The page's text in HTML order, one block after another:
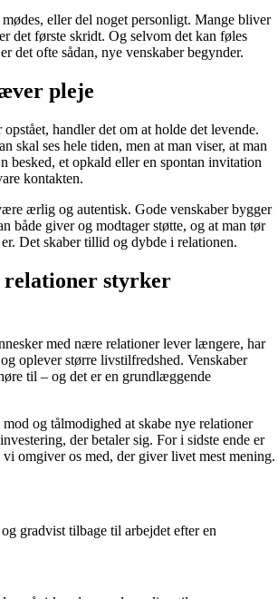
eller del noget personligt. Mange bliver
det første skridt. Og selvom det kan føles
det ofte sådan, nye venskaber begynder.
pleje
handler det om at holde det levende.
skal ses hele tiden, men at man viser, at man
besked, et opkald eller en spontan invitation
kontakten.
ærlig og autentisk. Gode venskaber bygger
både giver og modtager støtte, og at man tør
Det skaber tillid og dybde i relationen.
relationer styrker
med nære relationer lever længere, har
oplever større livstilfredshed. Venskaber
til – og det er en grundlæggende
og tålmodighed at skabe nye relationer
der betaler sig. For i sidste ende er
vi omgiver os med, der giver livet mest mening.
gradvist tilbage til arbejdet efter en